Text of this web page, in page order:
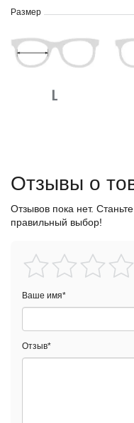
Размер
Отзывы о
Отзывов пока нет.
правильный выбор!
Ваше имя*
Отзыв*